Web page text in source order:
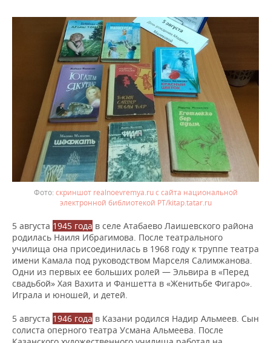
скриншот realnoevremya.ru с сайта национальной
электронной библиотекой РТ/kitap.tatar.ru
5 августа 1945 года в селе Атабаево Лаишевского района
родилась Наиля Ибрагимова. После театрального
училища она присоединилась в 1968 году к труппе театра
имени Камала под руководством Марселя Салимжанова.
Одни из первых ее больших ролей — Эльвира в «Перед
свадьбой» Хая Вахита и Фаншетта в «Женитьбе Фигаро».
Играла и юношей, и детей.
5 августа 1946 года в Казани родился Надир Альмеев. Сын
солиста оперного театра Усмана Альмеева. После